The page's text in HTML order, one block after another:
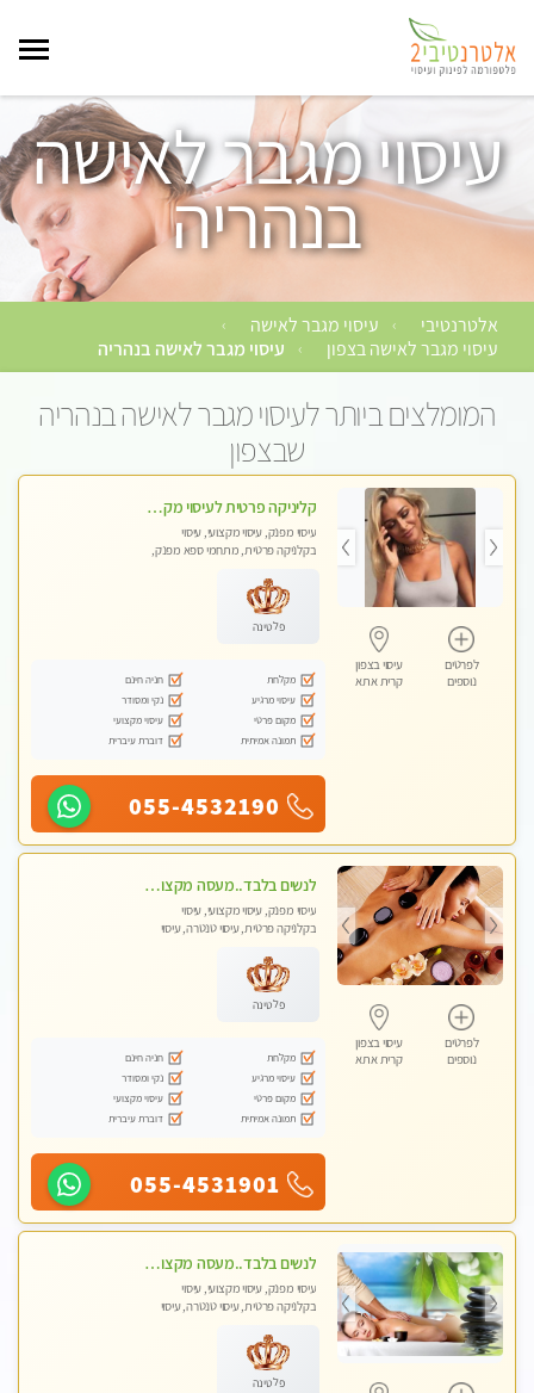
עיסוי מגבר לאישה
בנהריה
אלטרנטיבי › עיסוי מגבר לאישה ›
עיסוי מגבר לאישה בצפון › עיסוי מגבר לאישה בנהריה
המומלצים ביותר לעיסוי מגבר לאישה בנהריה
שבצפון
לפרטים
נוספים
עיסוי בצפון
קרית אתא
קליניקה פרטית לעיסוי מקצועי ואלטרנטיבי ברמה גבוהה VIP תתקשר ..... highly recommended..new in the city
עיסוי מפנק, עיסוי מקצועי, עיסוי
בקלניקה פרטית, מתחמי ספא מפנק,
טנטרה, עיסוי מגבר לגבר, עיסוי מגבר
לאישה
פלטינה
מקלחת
חניה חינם
עיסוי מרגיע
נקי ומסודר
מקום פרטי
עיסוי מקצועי
תמונה אמיתית
דוברת עיברית
055-4532190
לפרטים
נוספים
עיסוי בצפון
קרית אתא
לנשים בלבד..מעסה מקצועי לנשים בלבד לעיסוי מרגיע ומפנק VIP-מומלץ לחלוטין! פרטי! ​​​​​​
עיסוי מפנק, עיסוי מקצועי, עיסוי
בקלניקה פרטית, עיסוי טנטרה, עיסוי
פלטינה
מקלחת
חניה חינם
עיסוי מרגיע
נקי ומסודר
מקום פרטי
עיסוי מקצועי
תמונה אמיתית
דוברת עיברית
055-4531901
לנשים בלבד..מעסה מקצועי לנשים בלבד
עיסוי מפנק, עיסוי מקצועי, עיסוי
בקלניקה פרטית, עיסוי טנטרה, עיסוי
פלטינה